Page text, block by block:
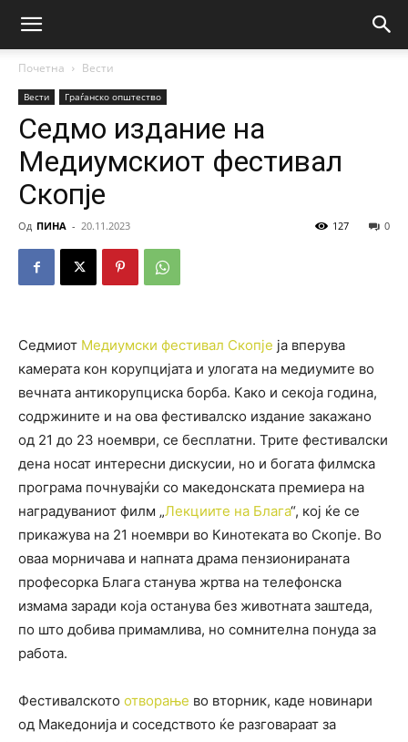
Почетна Вести
Вести Граѓанско општество
Седмо издание на
Медиумскиот фестивал
Скопје
Од ПИНА - 20.11.2023 0
127
Седмиот Медиумски фестивал Скопје ја вперува
камерата кон корупцијата и улогата на медиумите во
вечната антикорупциска борба. Како и секоја година,
содржините и на ова фестивалско издание закажано
од 21 до 23 ноември, се бесплатни. Трите фестивалски
дена носат интересни дискусии, но и богата филмска
програма почнувајќи со македонската премиера на
наградуваниот филм „Лекциите на Блага“, кој ќе се
прикажува на 21 ноември во Кинотеката во Скопје. Во
оваа морничава и напната драма пензионираната
професорка Блага станува жртва на телефонска
измама заради која останува без животната заштеда,
по што добива примамлива, но сомнителна понуда за
работа.
Фестивалското отворање во вторник, каде новинари
од Македонија и соседството ќе разговараат за